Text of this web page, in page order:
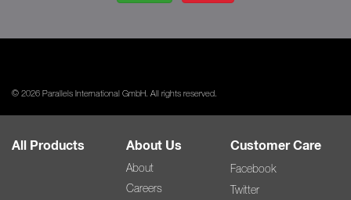
© 2026 Parallels International GmbH. All rights reserved.
All Products About Us
About
Careers
Customer Care
Facebook
Twitter